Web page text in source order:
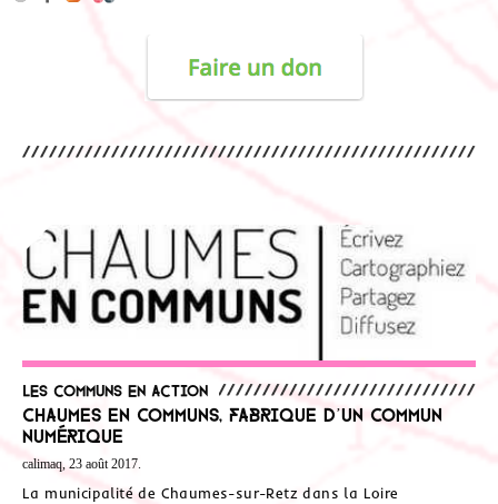
Les communs en action
Chaumes en communs, fabrique d’un commun
numérique
calimaq, 23 août 2017.
La municipalité de Chaumes-sur-Retz dans la Loire